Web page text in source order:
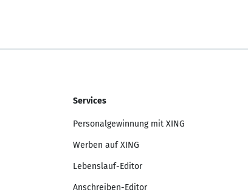
Services
Personalgewinnung mit XING
Werben auf XING
Lebenslauf-Editor
Anschreiben-Editor